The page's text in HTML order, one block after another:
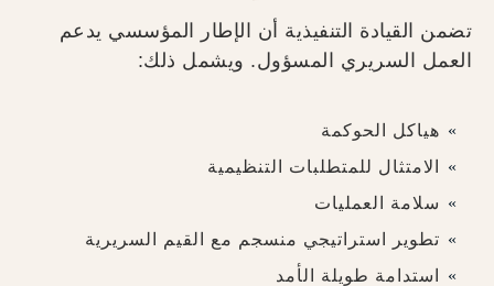
تضمن القيادة التنفيذية أن الإطار المؤسسي يدعم
العمل السريري المسؤول. ويشمل ذلك:
هياكل الحوكمة
الامتثال للمتطلبات التنظيمية
سلامة العمليات
تطوير استراتيجي منسجم مع القيم السريرية
استدامة طويلة الأمد